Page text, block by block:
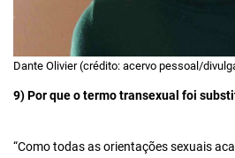
Dante Olivier (crédito: acervo pessoal/
9) Por que o termo transexual foi
“Como todas as orientações sexuais